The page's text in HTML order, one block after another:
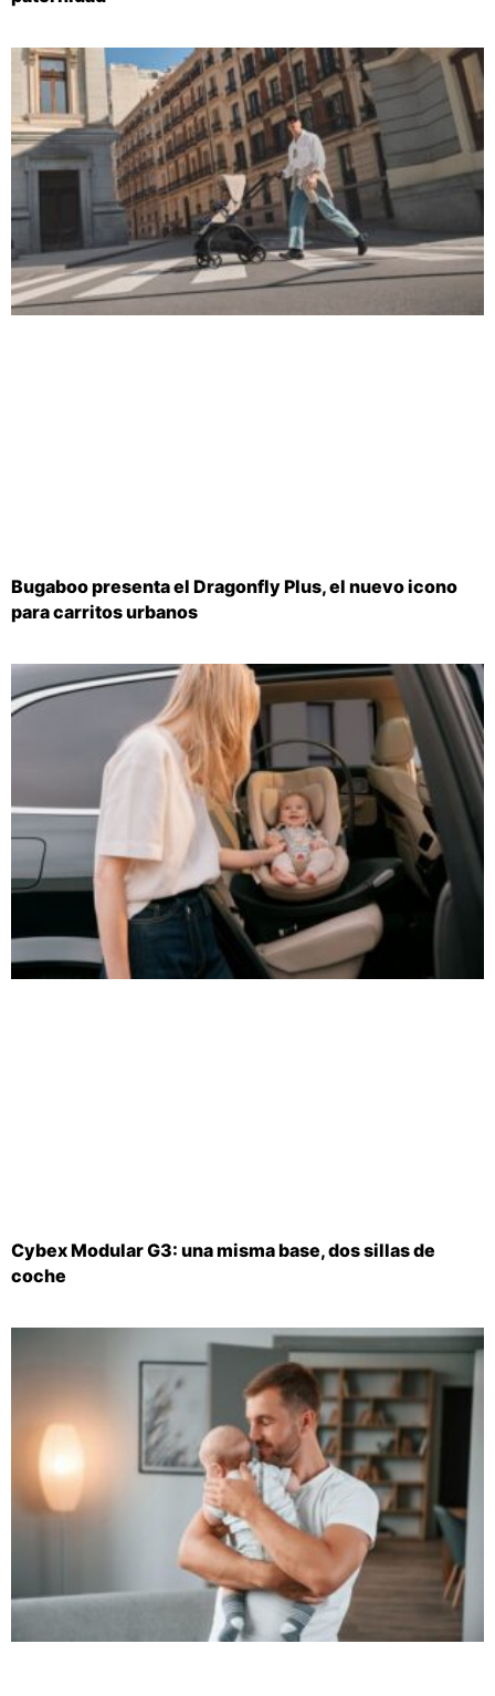
Bugaboo presenta el Dragonfly Plus, el nuevo icono
para carritos urbanos
Cybex Modular G3: una misma base, dos sillas de
coche